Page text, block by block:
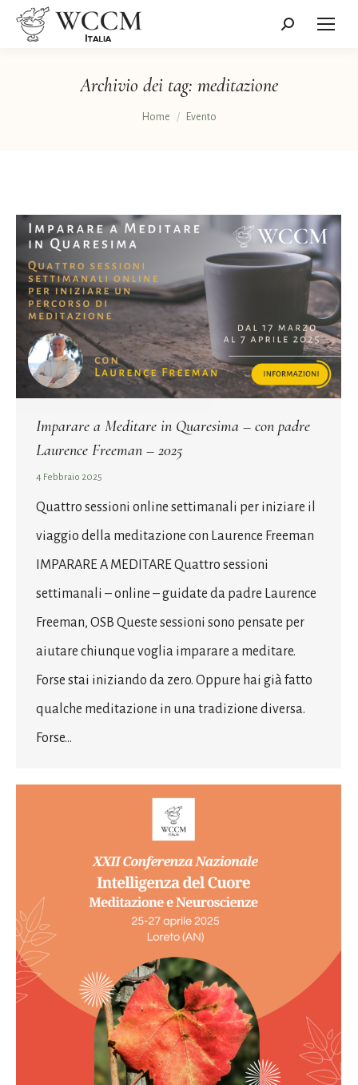
Cerca:
Archivio dei tag: meditazione
Tu sei qui:
Home Evento
Imparare a Meditare in Quaresima – con padre
Laurence Freeman – 2025
4 Febbraio 2025
Quattro sessioni online settimanali per iniziare il
viaggio della meditazione con Laurence Freeman
IMPARARE A MEDITARE Quattro sessioni
settimanali – online – guidate da padre Laurence
Freeman, OSB Queste sessioni sono pensate per
aiutare chiunque voglia imparare a meditare.
Forse stai iniziando da zero. Oppure hai già fatto
qualche meditazione in una tradizione diversa.
Forse…